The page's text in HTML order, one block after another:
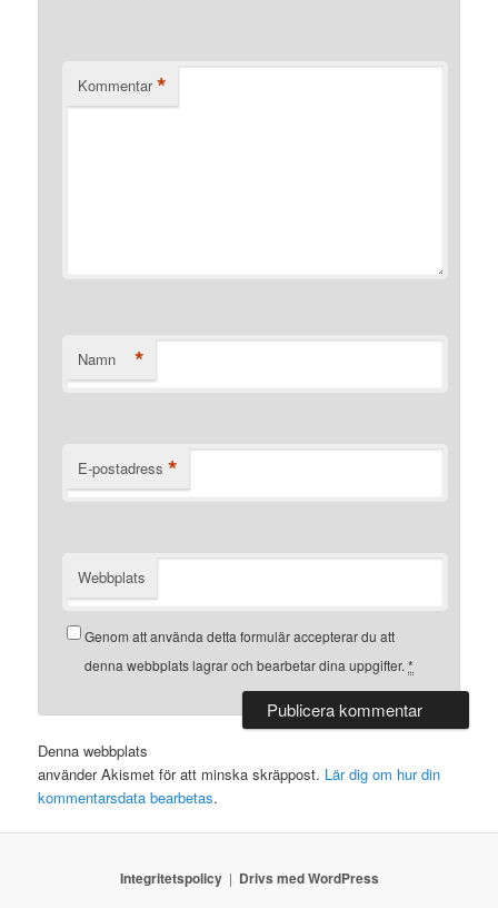
Kommentar *
Namn *
E-postadress *
Webbplats
Genom att använda detta formulär accepterar du att
denna webbplats lagrar och bearbetar dina uppgifter.*
Denna webbplats
använder Akismet för att minska skräppost. Lär dig om hur din
kommentarsdata bearbetas.
Integritetspolicy Drivs med WordPress